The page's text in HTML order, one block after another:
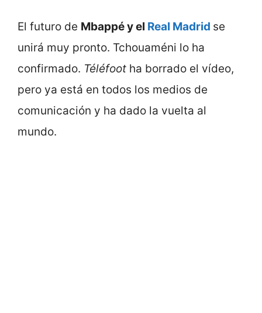
El futuro de Mbappé y el Real Madrid se
unirá muy pronto. Tchouaméni lo ha
confirmado. Téléfoot ha borrado el vídeo,
pero ya está en todos los medios de
comunicación y ha dado la vuelta al
mundo.